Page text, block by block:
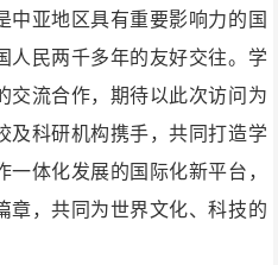
中亚地区具有重要影响力的国
人民两千多年的友好交往。学
交流合作，期待以此次访问为
及科研机构携手，共同打造学
体化发展的国际化新平台，
章，共同为世界文化、科技的